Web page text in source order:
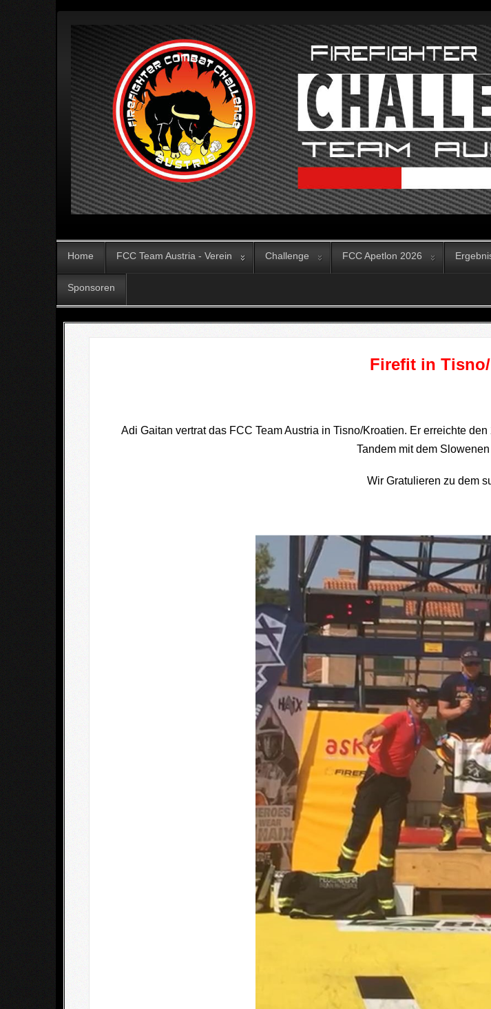
Home FCC Team Austria - Verein Challenge FCC Apetlon 2026
Sponsoren
Firefit in
Adi Gaitan vertrat das FCC Team Austria in Tisno/Kroatien. Er erreichte
Tandem mit dem
Wir Gratulieren zu dem